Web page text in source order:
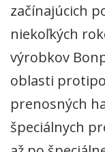
začínajúcich
niekoľkých
výrobkov
oblasti
prenosných
špeciálnych